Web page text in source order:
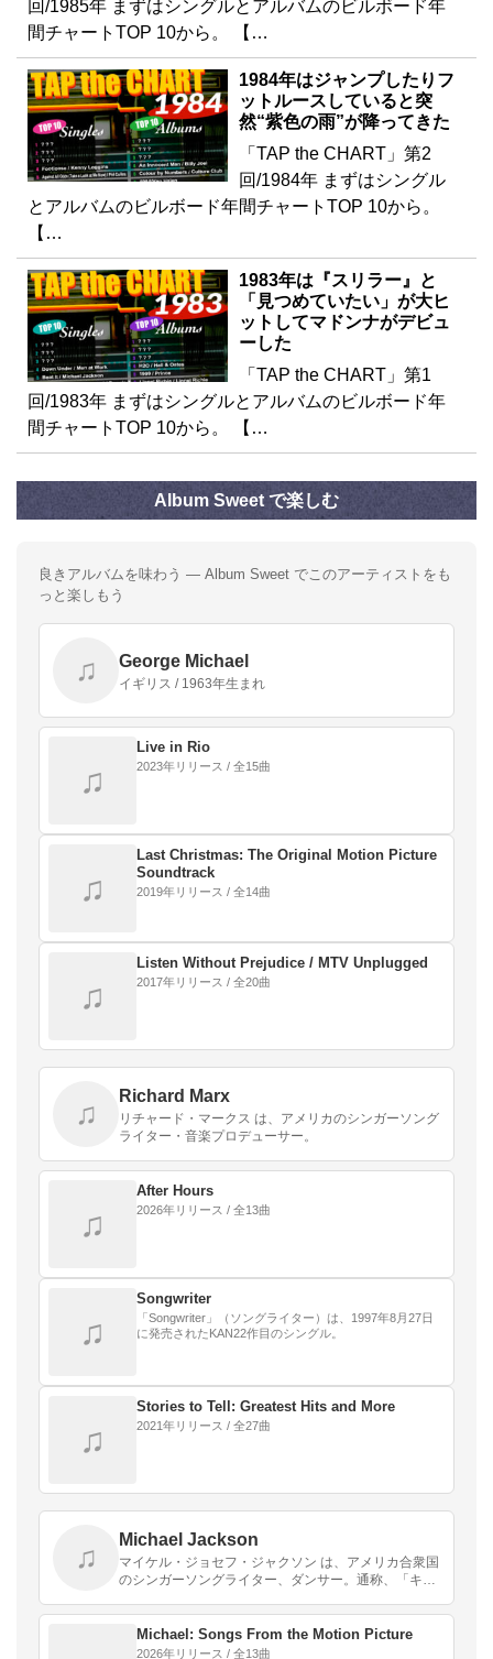
回/1985年 まずはシングルとアルバムのビルボード年
間チャートTOP 10から。 【…
1984年はジャンプしたりフ
ットルースしていると突
然“紫色の雨”が降ってきた
「TAP the CHART」第2
回/1984年 まずはシングル
とアルバムのビルボード年間チャートTOP 10から。
【…
1983年は『スリラー』と
「見つめていたい」が大ヒ
ットしてマドンナがデビュ
ーした
「TAP the CHART」第1
回/1983年 まずはシングルとアルバムのビルボード年
間チャートTOP 10から。 【…
Album Sweet で楽しむ
良きアルバムを味わう — Album Sweet でこのアーティストをも
っと楽しもう
♫ George Michael
イギリス / 1963年生まれ
♫
Live in Rio
2023年リリース / 全15曲
♫
Last Christmas: The Original Motion Picture
Soundtrack
2019年リリース / 全14曲
♫
Listen Without Prejudice / MTV Unplugged
2017年リリース / 全20曲
♫
Richard Marx
リチャード・マークス は、アメリカのシンガーソング
ライター・音楽プロデューサー。
♫
After Hours
2026年リリース / 全13曲
♫
Songwriter
「Songwriter」（ソングライター）は、1997年8月27日
に発売されたKAN22作目のシングル。
♫
Stories to Tell: Greatest Hits and More
2021年リリース / 全27曲
♫
Michael Jackson
マイケル・ジョセフ・ジャクソン は、アメリカ合衆国
のシンガーソングライター、ダンサー。通称、「キン
Michael: Songs From the Motion Picture
2026年リリース / 全13曲